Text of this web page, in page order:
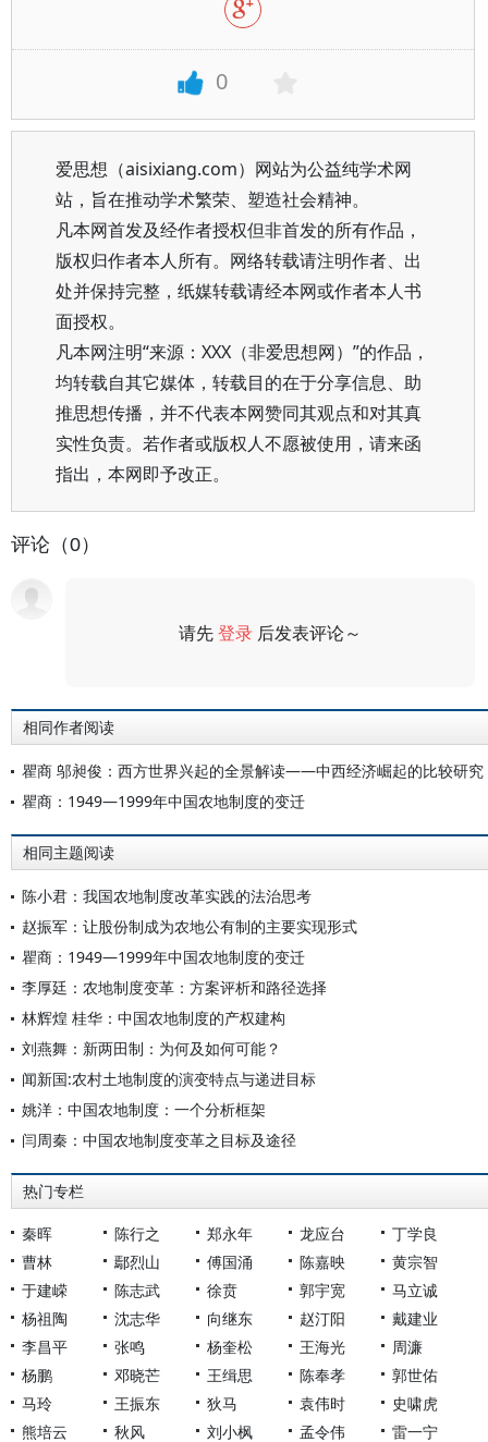
0
爱思想（aisixiang.com）网站为公益纯学术网
站，旨在推动学术繁荣、塑造社会精神。
凡本网首发及经作者授权但非首发的所有作品，
版权归作者本人所有。网络转载请注明作者、出
处并保持完整，纸媒转载请经本网或作者本人书
面授权。
凡本网注明“来源：XXX（非爱思想网）”的作品，
均转载自其它媒体，转载目的在于分享信息、助
推思想传播，并不代表本网赞同其观点和对其真
实性负责。若作者或版权人不愿被使用，请来函
指出，本网即予改正。
评论（0）
请先登录 后发表评论～
相同作者阅读
瞿商 邬昶俊：西方世界兴起的全景解读——中西经济崛起的比较研究
瞿商：1949—1999年中国农地制度的变迁
相同主题阅读
陈小君：我国农地制度改革实践的法治思考
赵振军：让股份制成为农地公有制的主要实现形式
瞿商：1949—1999年中国农地制度的变迁
李厚廷：农地制度变革：方案评析和路径选择
林辉煌 桂华：中国农地制度的产权建构
刘燕舞：新两田制：为何及如何可能？
闻新国:农村土地制度的演变特点与递进目标
姚洋：中国农地制度：一个分析框架
闫周秦：中国农地制度变革之目标及途径
热门专栏
秦晖 陈行之 郑永年 龙应台
丁学良
曹林
鄢烈山 傅国涌 陈嘉映
黄宗智
于建嵘
陈志武 徐贲 郭宇宽
马立诚
杨祖陶
沈志华 向继东 赵汀阳
戴建业
李昌平
张鸣 杨奎松 王海光
周濂
杨鹏
邓晓芒 王缉思 陈奉孝
郭世佑
马玲
王振东 狄马 袁伟时
史啸虎
熊培云
秋风 刘小枫 孟令伟 雷一宁